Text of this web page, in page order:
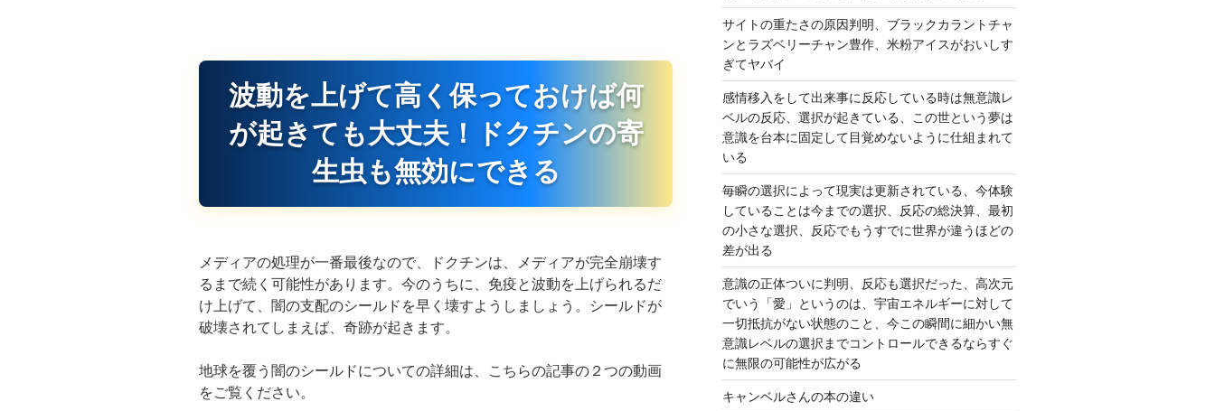
波動を上げて高く保っておけば何
が起きても大丈夫！ドクチンの寄
生虫も無効にできる
メディアの処理が一番最後なので、ドクチンは、メディアが完全崩壊す
るまで続く可能性があります。今のうちに、免疫と波動を上げられるだ
け上げて、闇の支配のシールドを早く壊すようしましょう。シールドが
破壊されてしまえば、奇跡が起きます。
地球を覆う闇のシールドについての詳細は、こちらの記事の２つの動画
をご覧ください。
サイトの重たさの原因判明、ブラックカラントチャ
ンとラズベリーチャン豊作、米粉アイスがおいしす
ぎてヤバイ
感情移入をして出来事に反応している時は無意識レ
ベルの反応、選択が起きている、この世という夢は
意識を台本に固定して目覚めないように仕組まれて
いる
毎瞬の選択によって現実は更新されている、今体験
していることは今までの選択、反応の総決算、最初
の小さな選択、反応でもうすでに世界が違うほどの
差が出る
意識の正体ついに判明、反応も選択だった、高次元
でいう「愛」というのは、宇宙エネルギーに対して
一切抵抗がない状態のこと、今この瞬間に細かい無
意識レベルの選択までコントロールできるならすぐ
に無限の可能性が広がる
キャンベルさんの本の違い